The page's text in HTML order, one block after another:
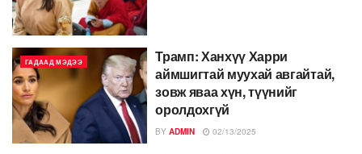
ГАДААД МЭДЭЭ
Трамп: Ханхүү Харри
аймшигтай муухай авгайтай,
зовж яваа хүн, түүнийг
оролдохгүй
BY ADMIN 02/13/2025